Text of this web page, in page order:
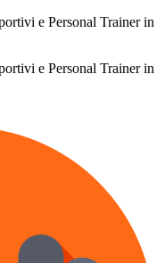
e Personal Trainer in
e Personal Trainer in